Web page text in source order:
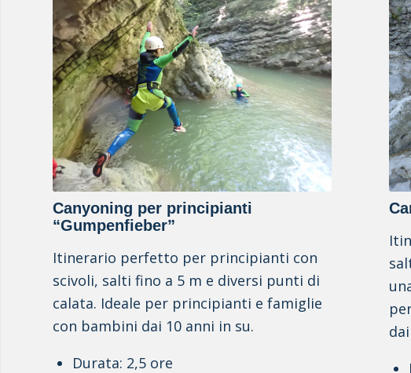
Canyoning per principianti
“Gumpenfieber”
Itinerario perfetto per principianti con
scivoli, salti fino a 5 m e diversi punti di
calata. Ideale per principianti e famiglie
con bambini dai 10 anni in su.
Durata: 2,5 ore